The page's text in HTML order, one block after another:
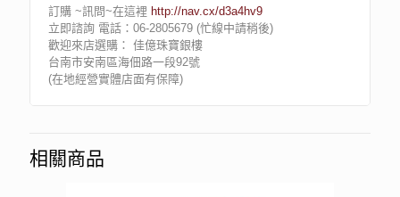
訂購 ~訊問~在這裡 http://nav.cx/d3a4hv9
立即諮詢 電話：06-2805679 (忙線中請稍後)
歡迎來店選購： 佳億珠寶銀樓
台南市安南區海佃路一段92號
(在地經營實體店面有保障)
相關商品